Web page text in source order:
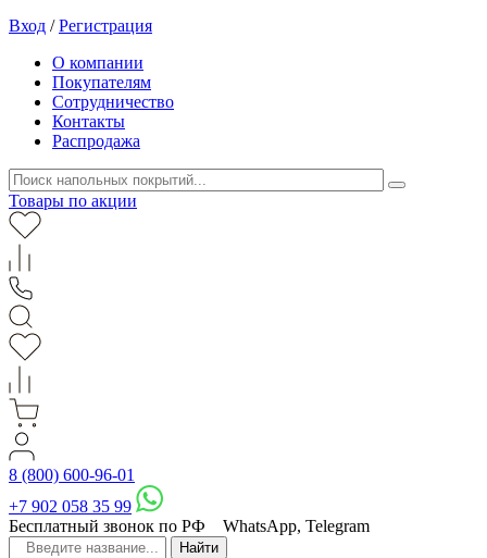
Вход /Регистрация
О компании
Покупателям
Сотрудничество
Контакты
Распродажа
Товары по акции
8 (800) 600-96-01
+7 902 058 35 99
Бесплатный звонок по РФ
WhatsApp, Telegram